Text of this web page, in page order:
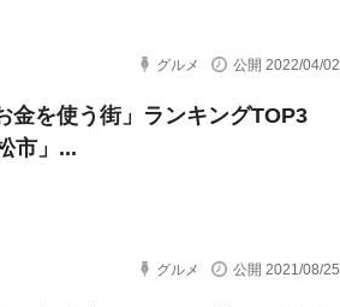
グルメ 公開 2022/04/02
金を使う街」ランキングTOP3
市」...
グルメ 公開 2021/08/25